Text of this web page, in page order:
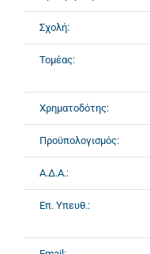
Σχολή:
Τομέας:
Χρηματοδότης:
Προϋπολογισμός:
Α.Δ.Α.:
Επ. Υπευθ.: